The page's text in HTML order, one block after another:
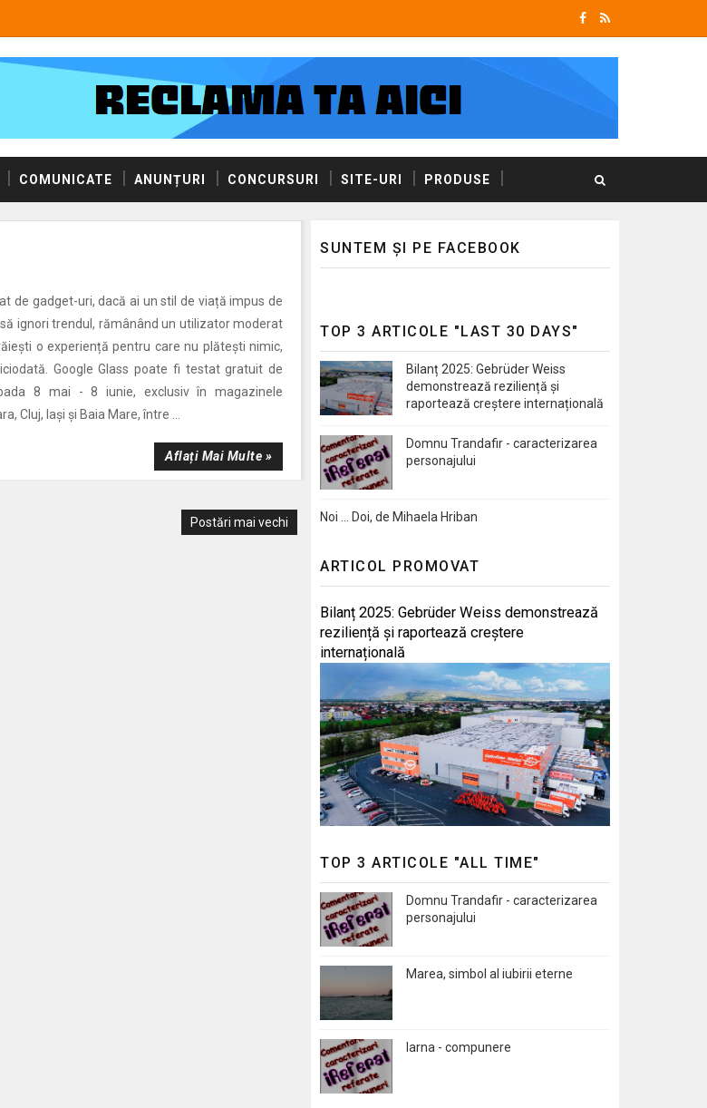
COMUNICATE ANUNȚURI CONCURSURI SITE-URI PRODUSE
de gadget-uri, dacă ai un stil de viață impus de
ignori trendul, rămânând un utilizator moderat
o experiență pentru care nu plătești nimic,
Google Glass poate fi testat gratuit de
8 mai - 8 iunie, exclusiv în magazinele
Cluj, Iași și Baia Mare, între ...
Aflați Mai Multe »
Postări mai vechi
SUNTEM ȘI PE FACEBOOK
TOP 3 ARTICOLE "LAST 30 DAYS"
Bilanț 2025: Gebrüder Weiss
demonstrează reziliență și
raportează creștere internațională
Domnu Trandafir - caracterizarea
personajului
Noi … Doi, de Mihaela Hriban
ARTICOL PROMOVAT
Bilanț 2025: Gebrüder Weiss demonstrează
reziliență și raportează creștere
internațională
TOP 3 ARTICOLE "ALL TIME"
Domnu Trandafir - caracterizarea
personajului
Marea, simbol al iubirii eterne
Iarna - compunere